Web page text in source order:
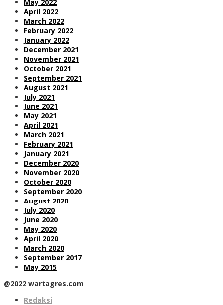
May 2022
April 2022
March 2022
February 2022
January 2022
December 2021
November 2021
October 2021
September 2021
August 2021
July 2021
June 2021
May 2021
April 2021
March 2021
February 2021
January 2021
December 2020
November 2020
October 2020
September 2020
August 2020
July 2020
June 2020
May 2020
April 2020
March 2020
September 2017
May 2015
@2022 wartagres.com
Redaksi